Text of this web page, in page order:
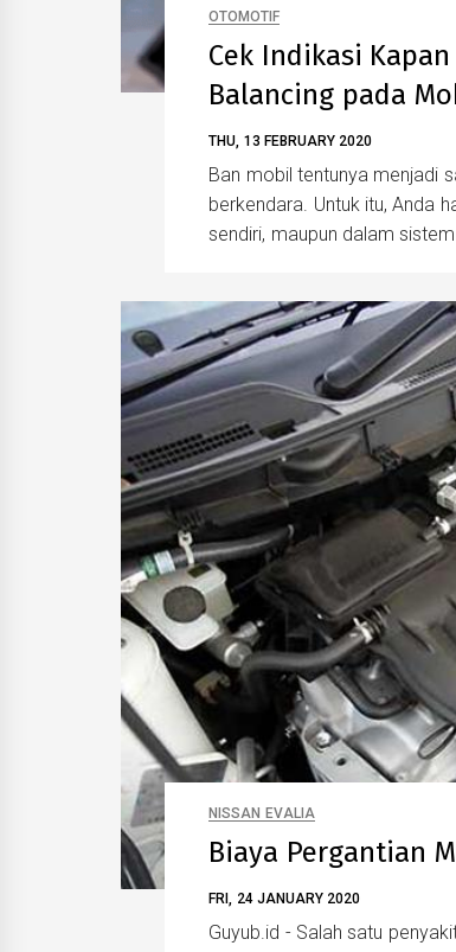
OTOMOTIF
Cek Indikasi
Balancing pada
THU, 13 FEBRUARY 2020
Ban mobil tentunya menjadi
berkendara. Untuk itu, Anda
sendiri, maupun dalam
NISSAN EVALIA
Biaya Pergantian
FRI, 24 JANUARY 2020
Guyub.id - Salah satu